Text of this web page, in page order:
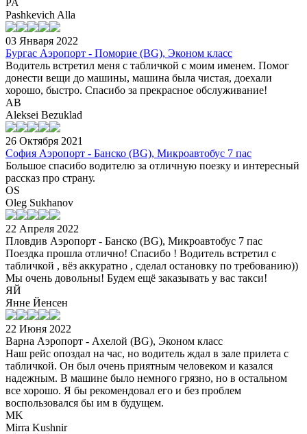
Pashkevich Alla
03 Января 2022
Бургас Аэропорт - Поморие (BG), Эконом класс
Водитель встретил меня с табличкой с моим именем. Помог
донести вещи до машины, машина была чистая, доехали
хорошо, быстро. Спасибо за прекрасное обслуживание!
AB
Aleksei Bezuklad
26 Октября 2021
София Аэропорт - Банско (BG), Микроавтобус 7 пас
Большое спасибо водителю за отличную поезку и интересный
рассказ про страну.
OS
Oleg Sukhanov
22 Апреля 2022
Пловдив Аэропорт - Банско (BG), Микроавтобус 7 пас
Поездка прошла отлично! Спасибо ! Водитель встретил с
табличкой , вёз аккуратно , сделал остановку по требованию))
Мы очень довольны! Будем ещё заказывать у вас такси!
ЯЙ
Янне Йенсен
22 Июня 2022
Варна Аэропорт - Ахелой (BG), Эконом класс
Наш рейс опоздал на час, но водитель ждал в зале прилета с
табличкой. Он был очень приятным человеком и казался
надежным. В машине было немного грязно, но в остальном
все хорошо. Я бы рекомендовал его и без проблем
воспользовался бы им в будущем.
MK
Mirra Kushnir